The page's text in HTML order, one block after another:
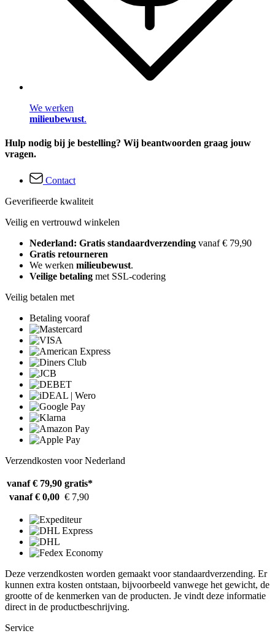
We werken
milieubewust.
Hulp nodig bij je bestelling? Wij beantwoorden graag jouw
vragen.
Contact
Geverifieerde kwaliteit
Veilig en vertrouwd winkelen
Nederland: Gratis standaardverzending vanaf € 79,90
Gratis retourneren
We werken milieubewust.
Veilige betaling met SSL-codering
Veilig betalen met
Betaling vooraf
Verzendkosten voor Nederland
vanaf € 79,90 gratis*
vanaf € 0,00 € 7,90
Deze verzendkosten worden gemaakt voor standaardverzending. Er
kunnen extra kosten ontstaan, bijvoorbeeld vanwege het gewicht, de
grootte of de kenmerken van de producten. Je vindt deze informatie
direct in de productbeschrijving.
Service